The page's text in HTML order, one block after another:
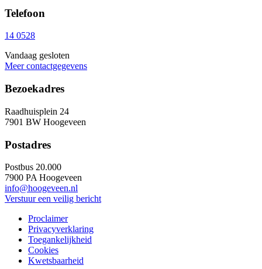
Telefoon
14 0528
Vandaag gesloten
Meer contactgegevens
Bezoekadres
Raadhuisplein 24
7901 BW Hoogeveen
Postadres
Postbus 20.000
7900 PA Hoogeveen
info@hoogeveen.nl
Verstuur een veilig bericht
Proclaimer
Privacyverklaring
Toegankelijkheid
Cookies
Kwetsbaarheid